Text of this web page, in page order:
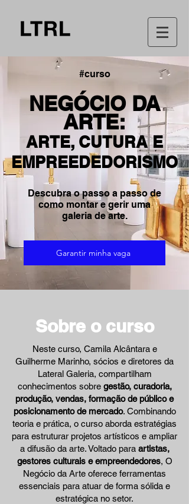
#curso
NEGÓCIO DA
ARTE:
ARTE, CUTURA E
EMPREEDEDORISMO
Descubra o passo a passo de
como montar e gerir uma
galeria de arte.
Garantir minha vaga
Sobre o curso
Neste curso, Camila Alcântara e
Guilherme Marinho, sócios e diretores da
Lateral Galeria, compartilham
conhecimentos sobre gestão, curadoria,
produção, vendas, formação de público e
posicionamento de mercado.Combinando
teoria e prática, o curso aborda estratégias
para estruturar projetos artísticos e ampliar
a difusão da arte. Voltado para artistas,
gestores culturais e empreendedores, O
Negócio da Arte oferece ferramentas
essenciais para atuar de forma sólida e
estratégica no setor.